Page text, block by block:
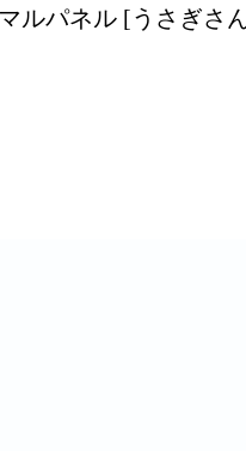
ルパネル [うさぎさ